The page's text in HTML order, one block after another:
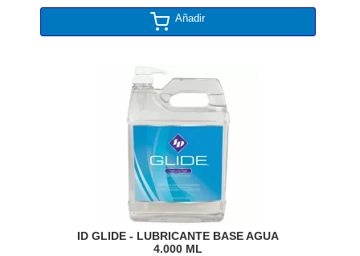
Añadir
ID GLIDE - LUBRICANTE BASE AGUA
4.000 ML